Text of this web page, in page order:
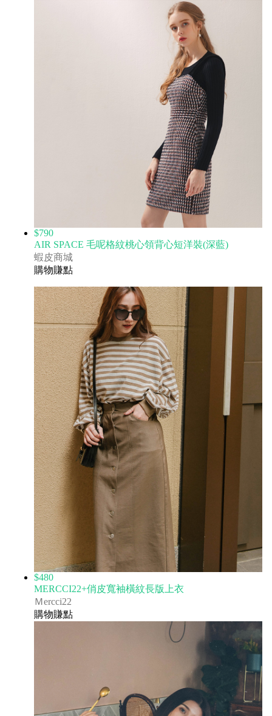
$790
AIR SPACE 毛呢格紋桃心領背心短洋裝(深藍)
蝦皮商城
購物賺點
$480
MERCCI22+俏皮寬袖橫紋長版上衣
Ｍercci22
購物賺點